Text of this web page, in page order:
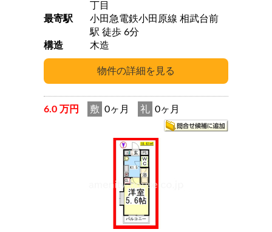
丁目
最寄駅
小田急電鉄小田原線 相武台前
駅 徒歩 6分
構造
木造
6.0 万円 敷 0ヶ月 礼 0ヶ月